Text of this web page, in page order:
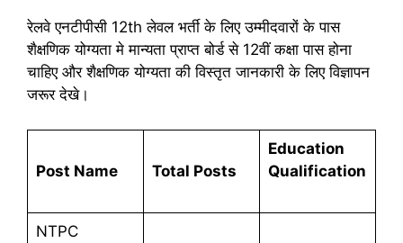
रेलवे एनटीपीसी 12th लेवल भर्ती के लिए उम्मीदवारों के पास
शैक्षणिक योग्यता मे मान्यता प्राप्त बोर्ड से 12वीं कक्षा पास होना
चाहिए और शैक्षणिक योग्यता की विस्तृत जानकारी के लिए विज्ञापन
जरूर देखे।
Post Name Total Posts
Education
Qualification
NTPC